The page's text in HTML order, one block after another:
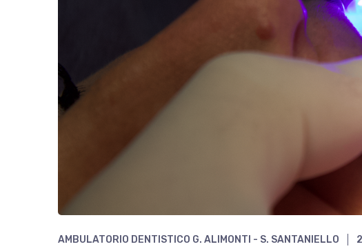
AMBULATORIO DENTISTICO G. ALIMONTI - S. SANTANIELLO